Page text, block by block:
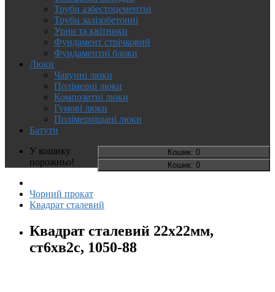
Труби азбестоцементні
Труби залізобетонні
Урни та квітники
Фундамент стрічковий
Фундаментні блоки
Люки
Чавунні люки
Полімерні люки
Композитні люки
Гумові люки
Полімерпіщані люки
Батути
Кошик: 0
Кошик: 0
У кошику
порожньо!
Чорний прокат
Квадрат сталевий
Квадрат сталевий 22х22мм,
ст6хв2с, 1050-88